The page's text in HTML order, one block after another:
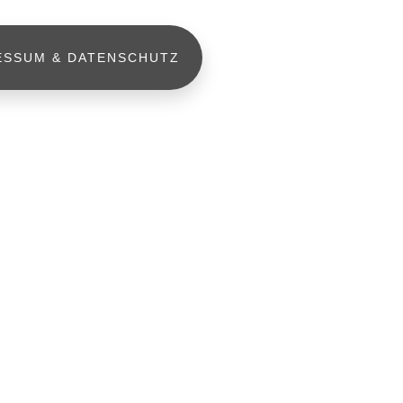
& DATENSCHUTZ